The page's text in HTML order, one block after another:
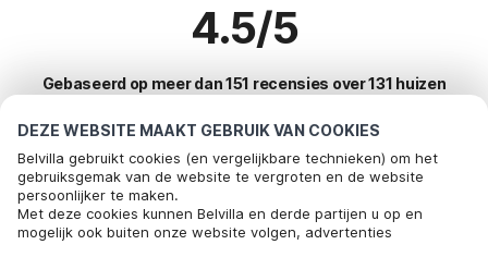
DEZE WEBSITE MAAKT GEBRUIK VAN COOKIES
Belvilla gebruikt cookies (en vergelijkbare technieken) om het
gebruiksgemak van de website te vergroten en de website
persoonlijker te maken.
Met deze cookies kunnen Belvilla en derde partijen u op en
mogelijk ook buiten onze website volgen, advertenties
4.5/5
Gebaseerd op meer dan 151 recensies over 131 huizen
Meest populaire bestemmingen voor
vakantie
Top steden met top voorzieningen voor vakantie
Bel om te boeken